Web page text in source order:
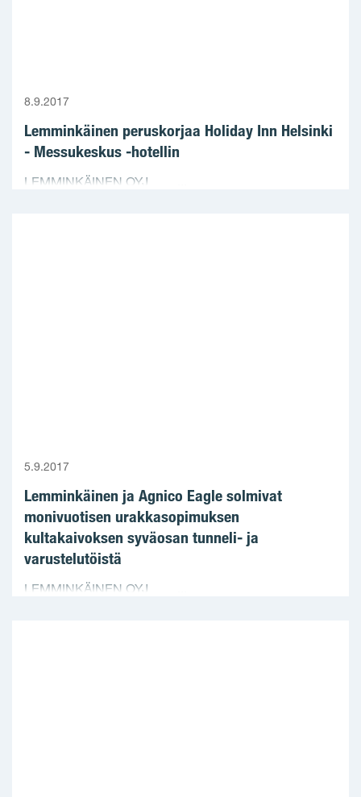
8.9.2017
Lemminkäinen peruskorjaa Holiday Inn Helsinki
- Messukeskus -hotellin
LEMMINKÄINEN OYJ ...
5.9.2017
Lemminkäinen ja Agnico Eagle solmivat
monivuotisen urakkasopimuksen
kultakaivoksen syväosan tunneli- ja
varustelutöistä
LEMMINKÄINEN OYJ ...